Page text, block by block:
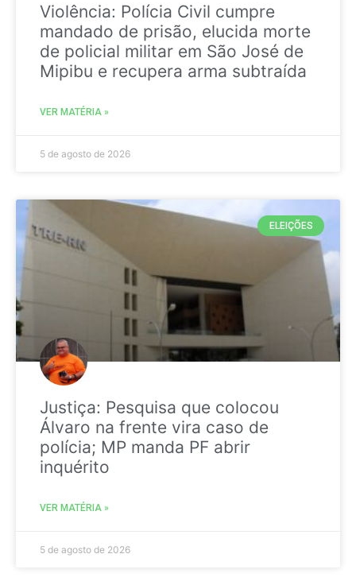
Violência: Polícia Civil cumpre
mandado de prisão, elucida morte
de policial militar em São José de
Mipibu e recupera arma subtraída
VER MATÉRIA »
5 de agosto de 2026
ELEIÇÕES
Justiça: Pesquisa que colocou
Álvaro na frente vira caso de
polícia; MP manda PF abrir
inquérito
VER MATÉRIA »
5 de agosto de 2026